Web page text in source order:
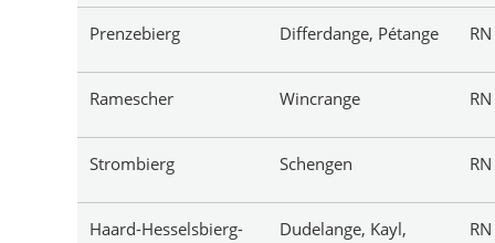
Prenzebierg Differdange, Pétange RN
Ramescher Wincrange RN
Strombierg Schengen RN
Haard-Hesselsbierg-
Dudelange, Kayl,
RN